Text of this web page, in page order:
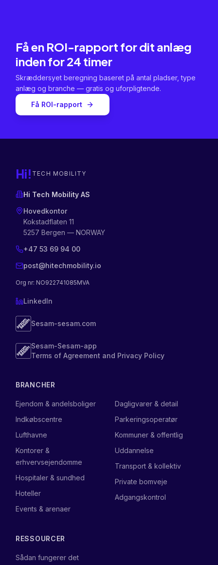
Få en ROI-rapport for dit anlæg
inden for 24 timer
Skræddersyet beregning baseret på antal pladser, type
anlæg og branche — gratis og uforpligtende.
Få ROI-rapport
Hi! TECH MOBILITY
Hi Tech Mobility AS
Hovedkontor
Kokstadflaten 11
5257 Bergen — NORWAY
+47 53 69 94 00
post@hitechmobility.io
Org nr: NO922741085MVA
LinkedIn
Sesam-sesam.com
Sesam-Sesam-app
Terms of Agreement and Privacy Policy
BRANCHER
Ejendom & andelsboliger
Indkøbscentre
Lufthavne
Kontorer &
erhvervsejendomme
Hospitaler & sundhed
Hoteller
Events & arenaer
Dagligvarer & detail
Parkeringsoperatør
Kommuner & offentlig
Uddannelse
Transport & kollektiv
Private bomveje
Adgangskontrol
RESSOURCER
Sådan fungerer det